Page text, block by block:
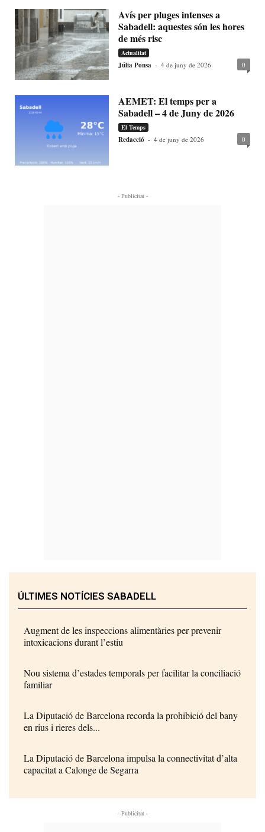
Avís per pluges intenses a
Sabadell: aquestes són les hores
de més risc
Actualitat
Júlia Ponsa - 4 de juny de 2026 0
AEMET: El temps per a
Sabadell – 4 de Juny de 2026
El Temps
Redacció - 4 de juny de 2026 0
- Publicitat -
ÚLTIMES NOTÍCIES SABADELL
Augment de les inspeccions alimentàries per prevenir
intoxicacions durant l’estiu
Nou sistema d’estades temporals per facilitar la conciliació
familiar
La Diputació de Barcelona recorda la prohibició del bany
en rius i rieres dels...
La Diputació de Barcelona impulsa la connectivitat d’alta
capacitat a Calonge de Segarra
- Publicitat -